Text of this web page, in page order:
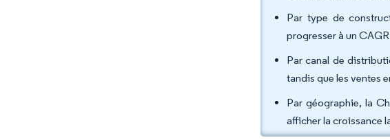
Par type de
progresser à un
Par canal de
tandis que les ventes
Par géographie, la
afficher la croissance